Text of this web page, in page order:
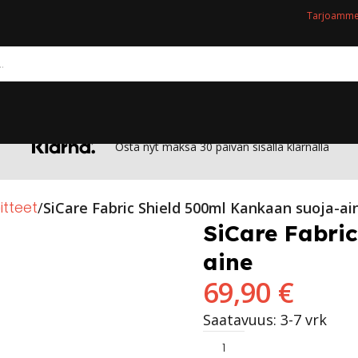
Osta nyt maksa 30 päivän sisällä klarnalla
SiCare Fabric Shield 500ml Kankaan suoja-
SiCare
aine
69,90 €
Saatavuus: 3-7 vrk